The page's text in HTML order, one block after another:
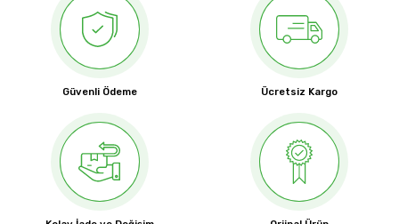
Güvenli Ödeme Ücretsiz Kargo